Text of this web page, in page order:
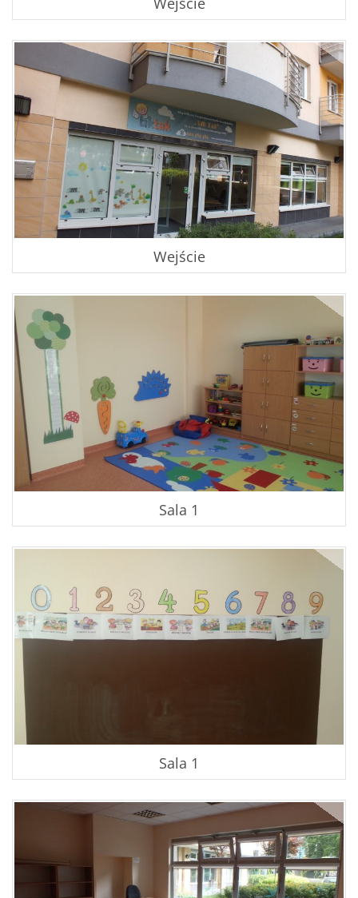
Oferta
Co proponujemy
Program edukacji przedszkolnej
Cennik
Ramowy plan dnia
Dni wolne od zajęć edukacyjnych
Punkt Przedszkolny
Dogoterapia
Dokumenty
Dokumenty organizacyjne
Dokumenty zgłoszeniowe
Standardy Ochrony Małoletnich
Wejście
Sala 1
Sala 1